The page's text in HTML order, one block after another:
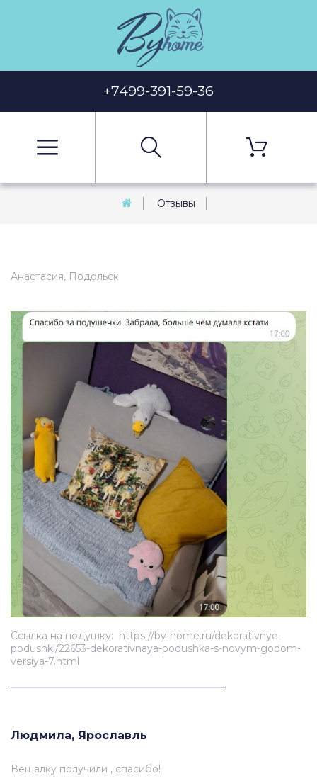
+7499-391-59-36
Отзывы
Анастасия, Подольск
Ссылка на подушку: https://by-home.ru/dekorativnye-
podushki/22653-dekorativnaya-podushka-s-novym-godom-
versiya-7.html
Людмила, Ярославль
Вешалку получили , спасибо!